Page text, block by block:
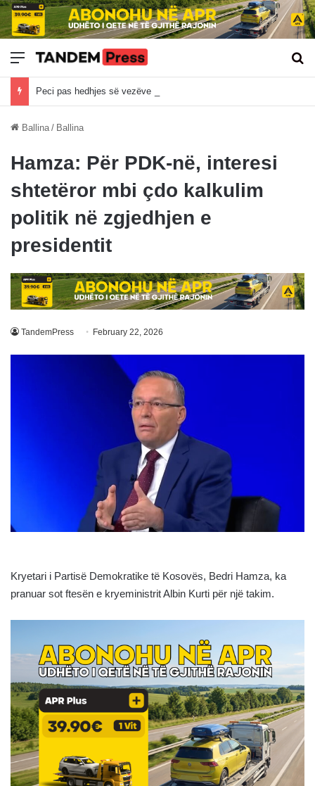
Meny
Ballina / Ballina
Hamza: Për PDK-në, interesi
shtetëror mbi çdo kalkulim
politik në zgjedhjen e
presidentit
TandemPress February 22, 2026
Kryetari i Partisë Demokratike të Kosovës, Bedri Hamza, ka
pranuar sot ftesën e kryeministrit Albin Kurti për një takim.